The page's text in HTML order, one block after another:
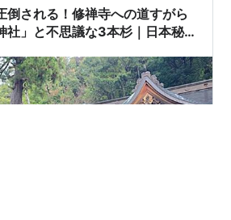
てみるとじんわり温かく、冬の冷え
よう。しかもここ、…
倒される！修禅寺への道すがら
社」と不思議な3本杉｜日本秘